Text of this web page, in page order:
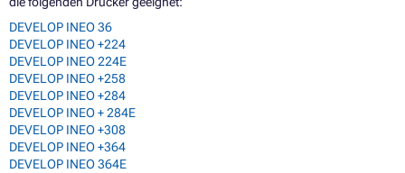
DEVELOP INEO 36
DEVELOP INEO +224
DEVELOP INEO 224E
DEVELOP INEO +258
DEVELOP INEO +284
DEVELOP INEO + 284E
DEVELOP INEO +308
DEVELOP INEO +364
DEVELOP INEO 364E